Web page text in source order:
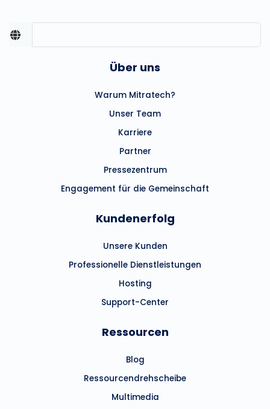
Über uns
Warum Mitratech?
Unser Team
Karriere
Partner
Pressezentrum
Engagement für die Gemeinschaft
Kundenerfolg
Unsere Kunden
Professionelle Dienstleistungen
Hosting
Support-Center
Ressourcen
Blog
Ressourcendrehscheibe
Multimedia